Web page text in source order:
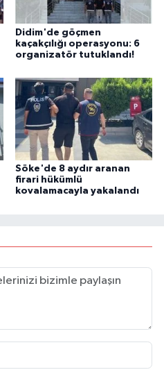
Didim'de göçmen
kaçakçılığı operasyonu: 6
organizatör tutuklandı!
Söke'de 8 aydır aranan
firari hükümlü
kovalamacayla yakalandı